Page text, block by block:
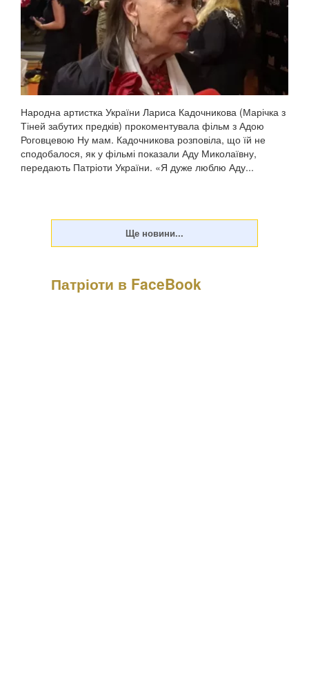
Народна артистка України Лариса Кадочникова (Марічка з
Тіней забутих предків) прокоментувала фільм з Адою
Роговцевою Ну мам. Кадочникова розповіла, що їй не
сподобалося, як у фільмі показали Аду Миколаївну,
передають Патріоти України. «Я дуже люблю Аду...
Патріоти в FaceBook